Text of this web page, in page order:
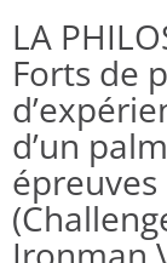
LA
Forts de
d’un